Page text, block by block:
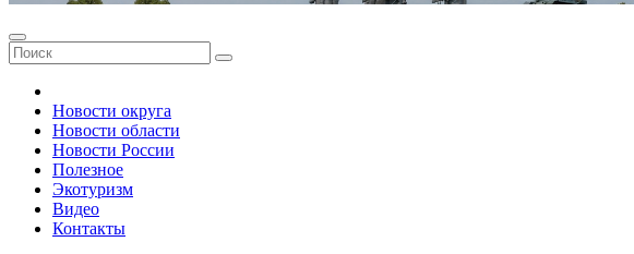
Новости округа
Новости области
Новости России
Полезное
Экотуризм
Видео
Контакты